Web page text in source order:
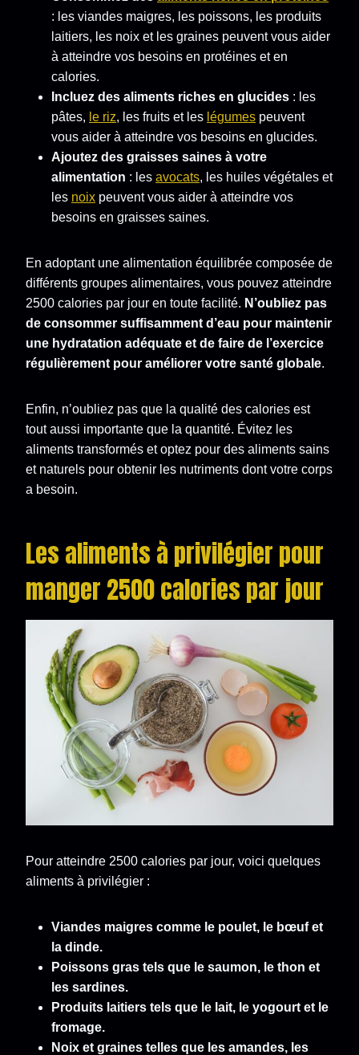
: les viandes maigres, les poissons, les produits
laitiers, les noix et les graines peuvent vous aider
à atteindre vos besoins en protéines et en
calories.
Incluez des aliments riches en glucides : les
pâtes, le riz, les fruits et les légumes peuvent
vous aider à atteindre vos besoins en glucides.
Ajoutez des graisses saines à votre
alimentation : les avocats, les huiles végétales et
les noix peuvent vous aider à atteindre vos
besoins en graisses saines.
En adoptant une alimentation équilibrée composée de
différents groupes alimentaires, vous pouvez atteindre
2500 calories par jour en toute facilité. N’oubliez pas
de consommer suffisamment d’eau pour maintenir
une hydratation adéquate et de faire de l’exercice
régulièrement pour améliorer votre santé globale.
Enfin, n’oubliez pas que la qualité des calories est
tout aussi importante que la quantité. Évitez les
aliments transformés et optez pour des aliments sains
et naturels pour obtenir les nutriments dont votre corps
a besoin.
Les aliments à privilégier pour
manger 2500 calories par jour
Pour atteindre 2500 calories par jour, voici quelques
aliments à privilégier :
Viandes maigres comme le poulet, le bœuf et
la dinde.
Poissons gras tels que le saumon, le thon et
les sardines.
Produits laitiers tels que le lait, le yogourt et le
fromage.
Noix et graines telles que les amandes, les